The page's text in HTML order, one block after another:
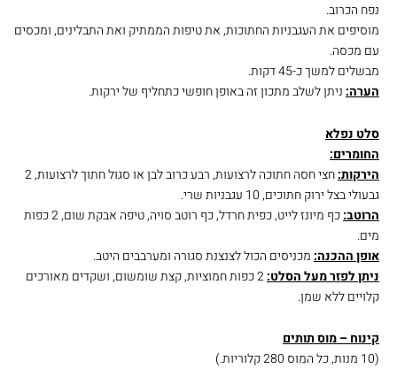
נפח הכרוב.
מוסיפים את העגבניות החתוכות, את טיפות הממתיק ואת התבלינים, ומכסים
עם מכסה.
מבשלים למשך כ-45 דקות.
הערה: ניתן לשלב מתכון זה באופן חופשי כתחליף של ירקות.
סלט נפלא
החומרים:
הירקות:
חצי חסה חתוכה לרצועות, רבע כרוב לבן או סגול חתוך לרצועות, 2
גבעולי בצל ירוק חתוכים, 10 עגבניות שרי.
הרוטב:
כף מיונז לייט, כפית חרדל, כף רוטב סויה, טיפה אבקת שום, 2 כפות
מים.
אופן ההכנה: מכניסים הכול לצנצנת סגורה ומערבבים היטב.
ניתן לפזר מעל הסלט:
2 כפות חמוציות, קצת שומשום, ושקדים מאורכים
קלויים ללא שמן.
קינוח – מוס תותים
(10 מנות, כל המוס 280 קלוריות.)